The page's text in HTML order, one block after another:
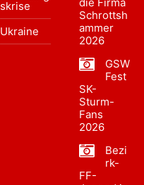
skrise
Ukraine
Schrottsh
ammer
2026
GSW
Fest
SK-
Sturm-
Fans
2026
Bezi
rk-
FF-